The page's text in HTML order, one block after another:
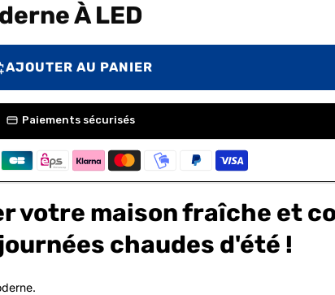
À LED
AJOUTER AU PANIER
Paiements sécurisés
votre maison fraîche et
chaudes d'été !